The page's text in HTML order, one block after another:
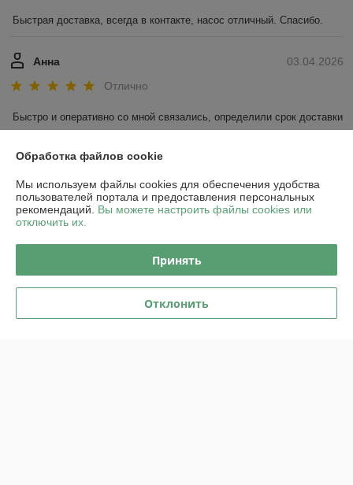
Быстрая доставка, всегда в контакте, насос отличный. Спасибо.
03.04.2026
Анна
Отлично
Быстро и оперативно со мной связались, определили срок доставки
и вовремя все доставили в магазин .
Показать все отзывы
О нас
Доставка и оплата
Обработка файлов cookie
Мы используем файлы cookies для обеспечения удобства
пользователей портала и предоставления персональных
рекомендаций. Вы можете настроить файлы cookies или
отключить их.
Принять
Отклонить